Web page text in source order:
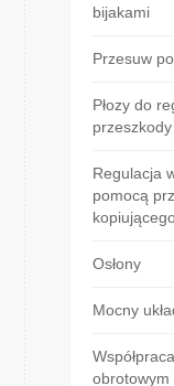
bijakami
Przesuw
Płozy do
przeszkody
Regulacja
pomocą
Osłony
Mocny
obrotowym